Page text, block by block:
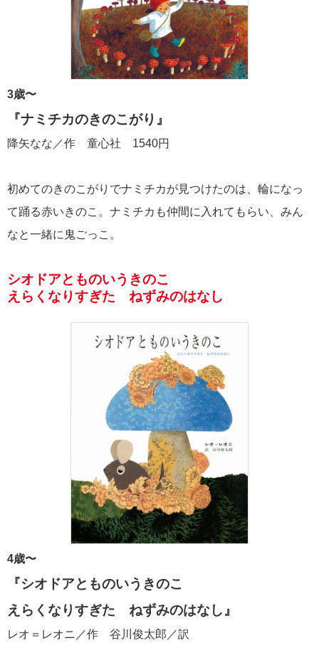
3歳〜
『ナミチカのきのこがり』
降矢なな／作 童心社 1540円
初めてのきのこがりでナミチカが見つけたのは、輪になっ
て踊る赤いきのこ。ナミチカも仲間に入れてもらい、みん
なと一緒に鬼ごっこ。
シオドアとものいうきのこ
えらくなりすぎた ねずみのはなし
4歳〜
『シオドアとものいうきのこ
えらくなりすぎた ねずみのはなし』
レオ＝レオニ／作 谷川俊太郎／訳